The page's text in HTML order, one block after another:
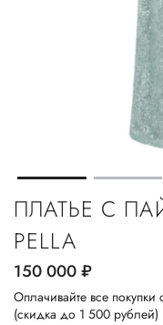
ПЛАТЬЕ С
PELLA
150 000руб.
Оплачивайте все
(скидка до 1 500 рублей)